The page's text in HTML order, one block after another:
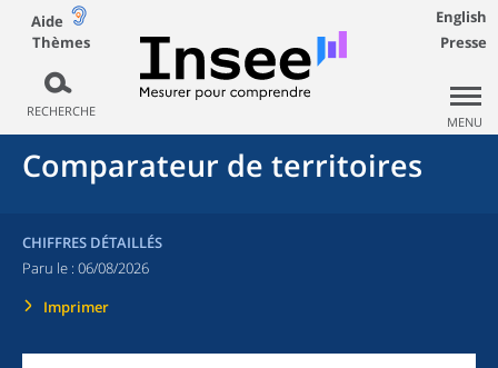
Aide
Thèmes
RECHERCHE
English
Presse
MENU
Comparateur de territoires
CHIFFRES DÉTAILLÉS
Paru le : 06/08/2026
Imprimer